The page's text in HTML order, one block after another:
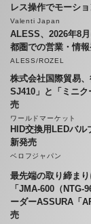
レス操作でモーシ
Valenti Japan
ALESS、2026年8
都圏での営業・情
ALESS/ROZEL
株式会社国際貿易
SJ410」と「ミニ
売
ワールドマーケット
HID交換用LEDバル
新発売
ベロフジャパン
最先端の取り締ま
「JMA-600（NTG-
ーダーASSURA「
売